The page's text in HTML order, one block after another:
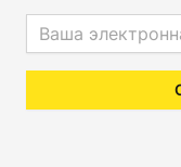
Email address